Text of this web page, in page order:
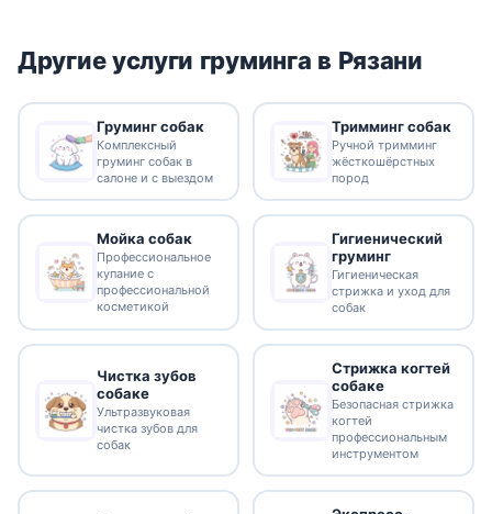
Другие услуги груминга в Рязани
Груминг собак
Комплексный
груминг собак в
салоне и с выездом
Тримминг собак
Ручной тримминг
жёсткошёрстных
пород
Мойка собак
Профессиональное
купание с
профессиональной
косметикой
Гигиенический
груминг
Гигиеническая
стрижка и уход для
собак
Чистка зубов
собаке
Ультразвуковая
чистка зубов для
собак
Стрижка когтей
собаке
Безопасная стрижка
когтей
профессиональным
инструментом